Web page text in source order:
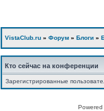
VistaClub.ru » Форум » Блоги »
Кто сейчас на конференции
Зарегистрированные